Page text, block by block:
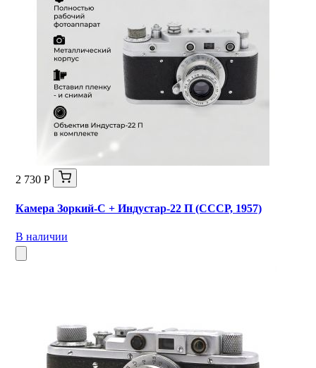
2 730 Р
Камера Зоркий-С + Индустар-22 П (СССР, 1957)
В наличии